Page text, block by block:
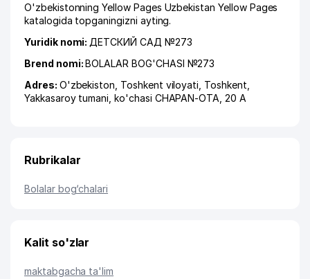
O'zbekistonning Yellow Pages Uzbekistan Yellow Pages
katalogida topganingizni ayting.
Yuridik nomi: ДЕТСКИЙ САД №273
Brend nomi:BOLALAR BOG'CHASI №273
Adres: O'zbekiston, Toshkent viloyati Toshkent
Yakkasaroy tumani ,ko'chasi CHAPAN-OTA , 20 А
Rubrikalar
Bolalar bog‘chalari
Kalit so'zlar
maktabgacha ta'lim